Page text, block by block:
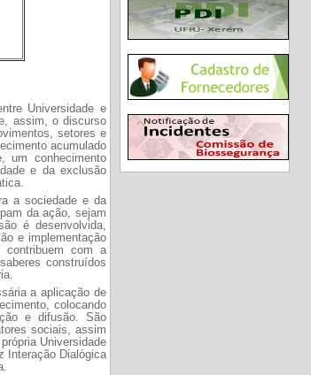
Universidade e
assim, o discurso
setores e
acumulado
um conhecimento
e da exclusão
a sociedade e da
da ação, sejam
é desenvolvida,
e implementação
com a
construídos
a aplicação de
colocando
e difusão. São
sociais, assim
Universidade
Interação Dialógica